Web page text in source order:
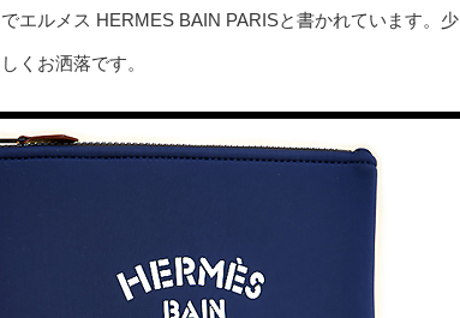
エルメス HERMES BAIN PARISと書かれています。
くお洒落です。